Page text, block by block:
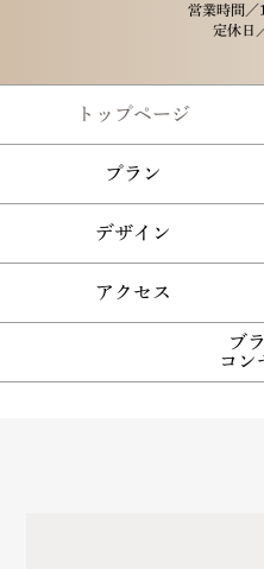
営業時間／
定休日
トップページ
プラン
デザイン
アクセス
ブ
コン